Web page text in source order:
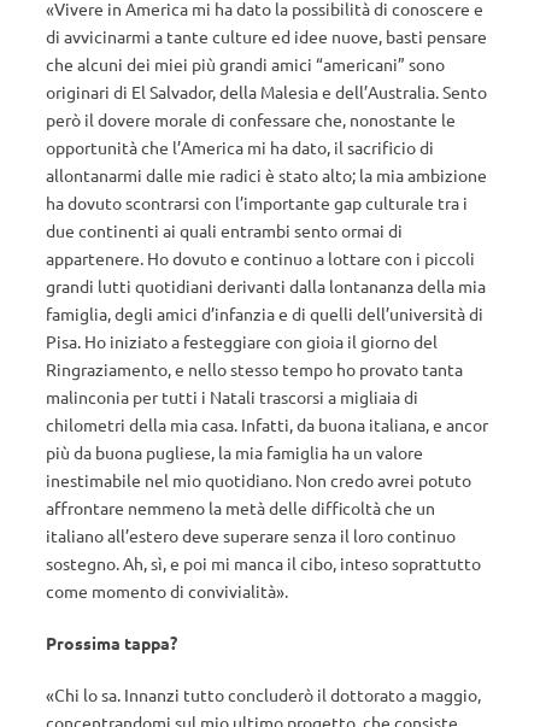
«Vivere in America mi ha dato la possibilità di conoscere e
di avvicinarmi a tante culture ed idee nuove, basti pensare
che alcuni dei miei più grandi amici “americani” sono
originari di El Salvador, della Malesia e dell’Australia. Sento
però il dovere morale di confessare che, nonostante le
opportunità che l’America mi ha dato, il sacrificio di
allontanarmi dalle mie radici è stato alto; la mia ambizione
ha dovuto scontrarsi con l’importante gap culturale tra i
due continenti ai quali entrambi sento ormai di
appartenere. Ho dovuto e continuo a lottare con i piccoli
grandi lutti quotidiani derivanti dalla lontananza della mia
famiglia, degli amici d’infanzia e di quelli dell’università di
Pisa. Ho iniziato a festeggiare con gioia il giorno del
Ringraziamento, e nello stesso tempo ho provato tanta
malinconia per tutti i Natali trascorsi a migliaia di
chilometri della mia casa. Infatti, da buona italiana, e ancor
più da buona pugliese, la mia famiglia ha un valore
inestimabile nel mio quotidiano. Non credo avrei potuto
affrontare nemmeno la metà delle difficoltà che un
italiano all’estero deve superare senza il loro continuo
sostegno. Ah, sì, e poi mi manca il cibo, inteso soprattutto
come momento di convivialità».
Prossima tappa?
«Chi lo sa. Innanzi tutto concluderò il dottorato a maggio,
concentrandomi sul mio ultimo progetto, che consiste